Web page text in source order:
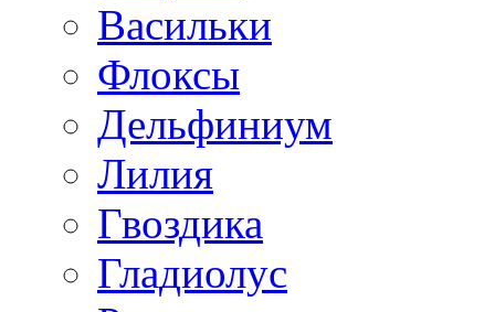
Васильки
Флоксы
Дельфиниум
Лилия
Гвоздика
Гладиолус